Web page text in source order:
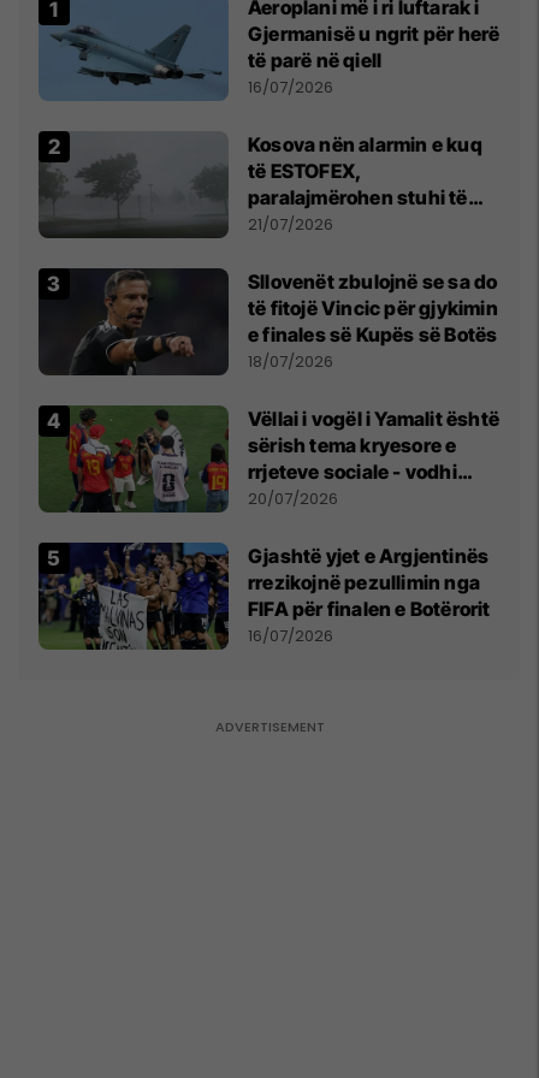
Aeroplani më i ri luftarak i
Gjermanisë u ngrit për herë
të parë në qiell
16/07/2026
Kosova nën alarmin e kuq
të ESTOFEX,
paralajmërohen stuhi të
fuqishme me breshër dhe
21/07/2026
Sllovenët zbulojnë se sa do
të fitojë Vincic për gjykimin
e finales së Kupës së Botës
18/07/2026
Vëllai i vogël i Yamalit është
sërish tema kryesore e
rrjeteve sociale - vodhi
vëmendjen pas finales së
20/07/2026
Gjashtë yjet e Argjentinës
rrezikojnë pezullimin nga
FIFA për finalen e Botërorit
16/07/2026